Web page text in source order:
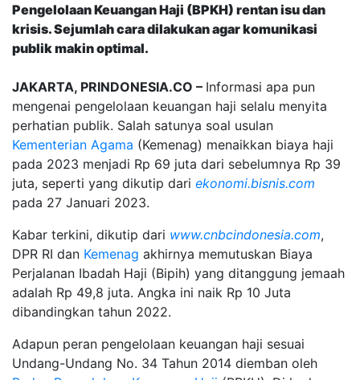
Pengelolaan Keuangan Haji (BPKH) rentan isu dan
krisis. Sejumlah cara dilakukan agar komunikasi
publik makin optimal.
JAKARTA, PRINDONESIA.CO – Informasi apa pun
mengenai pengelolaan keuangan haji selalu menyita
perhatian publik. Salah satunya soal usulan
Kementerian Agama (Kemenag) menaikkan biaya haji
pada 2023 menjadi Rp 69 juta dari sebelumnya Rp 39
juta, seperti yang dikutip dari ekonomi.bisnis.com
pada 27 Januari 2023.
Kabar terkini, dikutip dari www.cnbcindonesia.com,
DPR RI dan Kemenag akhirnya memutuskan Biaya
Perjalanan Ibadah Haji (Bipih) yang ditanggung jemaah
adalah Rp 49,8 juta. Angka ini naik Rp 10 Juta
dibandingkan tahun 2022.
Adapun peran pengelolaan keuangan haji sesuai
Undang-Undang No. 34 Tahun 2014 diemban oleh